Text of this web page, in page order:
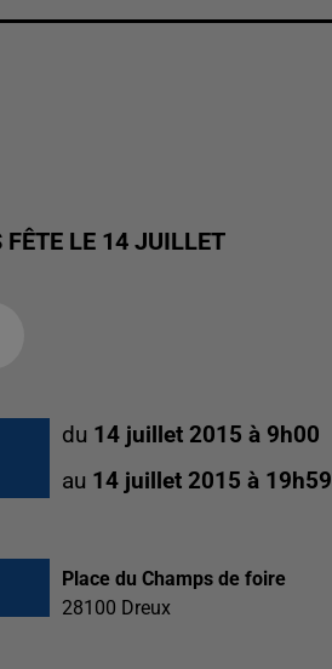
FÊTE LE 14 JUILLET
du 14 juillet 2015 à 9h00
au 14 juillet 2015 à 19h59
Place du Champs de foire
28100 Dreux